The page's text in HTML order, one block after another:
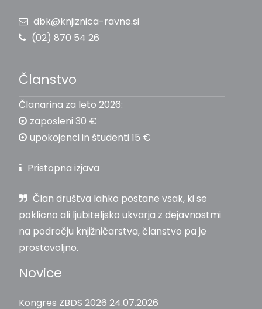
dbk@knjiznica-ravne.si
(02) 870 54 26
Članstvo
Članarina za leto 2026:
zaposleni 30 €
upokojenci in študenti 15 €
Pristopna izjava
Član društva lahko postane vsak, ki se
poklicno ali ljubiteljsko ukvarja z dejavnostmi
na področju knjižničarstva, članstvo pa je
prostovoljno.
Novice
Kongres ZBDS 2026 24.07.2026